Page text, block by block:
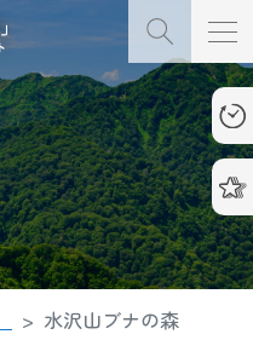
水沢山ブナの森